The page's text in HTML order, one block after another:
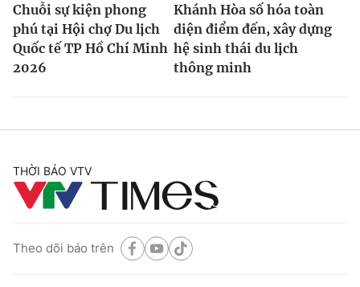
Chuỗi sự kiện phong
phú tại Hội chợ Du lịch
Quốc tế TP Hồ Chí Minh
2026
Khánh Hòa số hóa toàn
diện điểm đến, xây dựng
hệ sinh thái du lịch
thông minh
THỜI BÁO VTV
Theo dõi báo trên